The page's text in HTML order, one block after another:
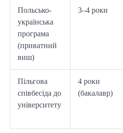
Польсько-
українська
програма
(приватний
виш)
3–4 роки
Пільгова
співбесіда до
університету
4 роки
(бакалавр)